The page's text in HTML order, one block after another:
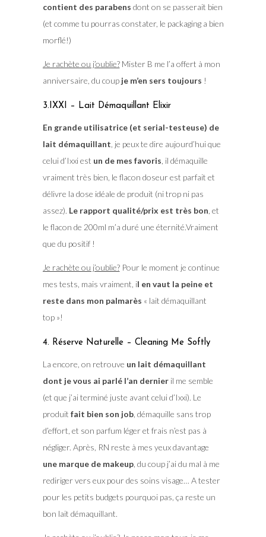
contient des parabens dont on se passerait bien
(et comme tu pourras constater, le packaging a bien
morflé!)
Je rachète ou j’oublie?Mister B me l’a offert à mon
anniversaire, du coup je m’en sers toujours !
3.IXXI – Lait Démaquillant Elixir
En grande utilisatrice (et serial-testeuse) de
lait démaquillant , je peux te dire aujourd’hui que
celui d’Ixxi est un de mes favoris , il démaquille
vraiment très bien, le flacon doseur est parfait et
délivre la dose idéale de produit (ni trop ni pas
assez). Le rapport qualité/prix est très bon , et
le flacon de 200ml m’a duré une éternité.Vraiment
que du positif !
Je rachète ou j’oublie?Pour le moment je continue
mes tests, mais vraiment, il en vaut la peine et
reste dans mon palmarès « lait démaquillant
top »!
4. Réserve Naturelle – Cleaning Me Softly
La encore, on retrouve un lait démaquillant
dont je vous ai parlé l’an dernieril me semble
(et que j’ai terminé juste avant celui d’Ixxi). Le
produit fait bien son job, démaquille sans trop
d’effort, et son parfum léger et frais n’est pas à
négliger. Après, RN reste à mes yeux davantage
une marque de makeup, du coup j’ai du mal à me
rediriger vers eux pour des soins visage… A tester
pour les petits budgets pourquoi pas, ça reste un
bon lait démaquillant.